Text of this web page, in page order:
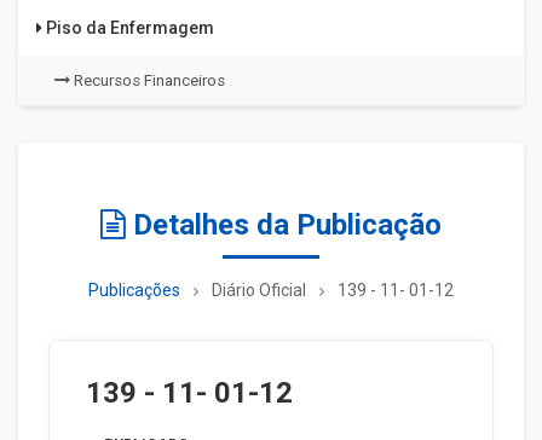
Piso da Enfermagem
Recursos Financeiros
Detalhes da Publicação
Publicações Diário Oficial 139 - 11- 01-12
139 - 11- 01-12